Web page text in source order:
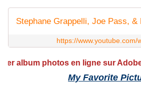
https://www.youtube.com/
photos en ligne sur Adobe
My Favorite